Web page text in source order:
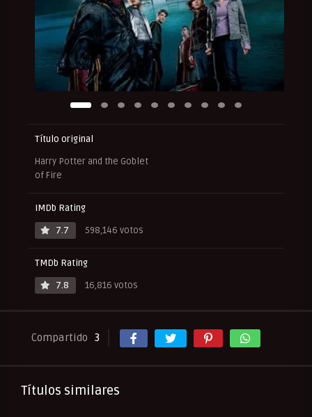
Título original
Harry Potter and the Goblet
of Fire
IMDb Rating
7.7
598,146 votos
TMDb Rating
7.8
16,816 votos
Compartido 3
Títulos similares